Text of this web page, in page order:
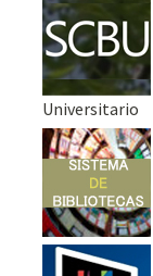
Universitario